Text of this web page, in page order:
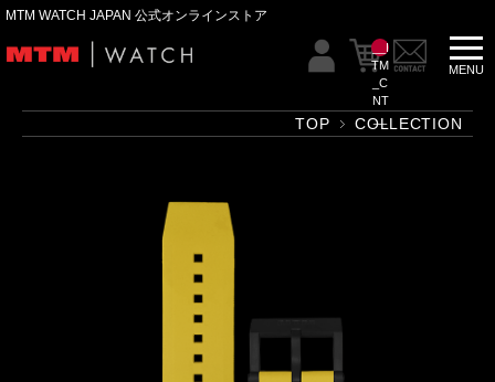
MTM WATCH JAPAN 公式オンラインストア
__I
TM
_C
NT
__
TOP COLLECTION